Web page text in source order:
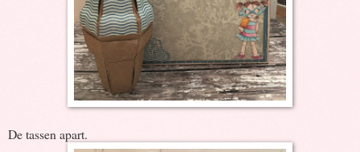
De tassen apart.